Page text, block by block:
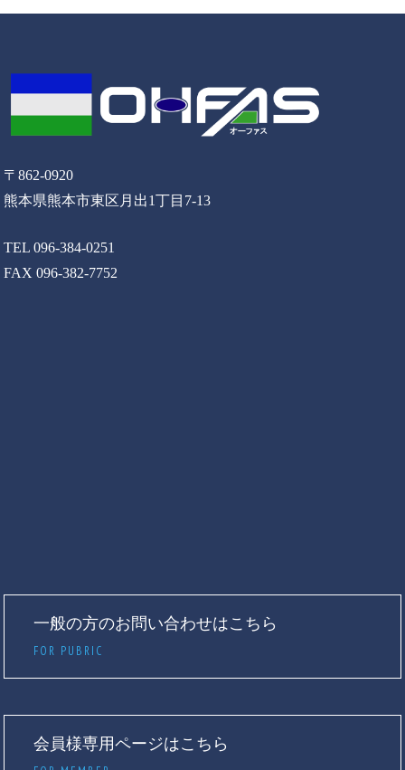
〒862-0920
熊本県熊本市東区月出1丁目7-13
TEL 096-384-0251
FAX 096-382-7752
一般の方のお問い合わせはこちら
FOR PUBRIC
会員様専用ページはこちら